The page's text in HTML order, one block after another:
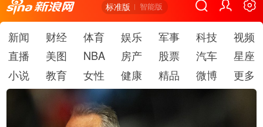
标准版 智能版
新闻 财经 体育 娱乐 军事 科技
视频
直播
美图 NBA 房产 股票 汽车
星座
小说
教育 女性 健康 精品 微博 更多